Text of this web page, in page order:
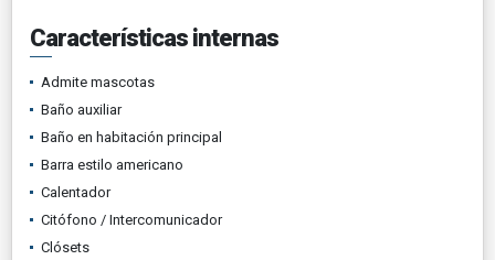
Características internas
Admite mascotas
Baño auxiliar
Baño en habitación principal
Barra estilo americano
Calentador
Citófono / Intercomunicador
Clósets